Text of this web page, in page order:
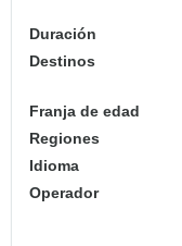
Duración
Destinos
Franja de edad
Regiones
Idioma
Operador